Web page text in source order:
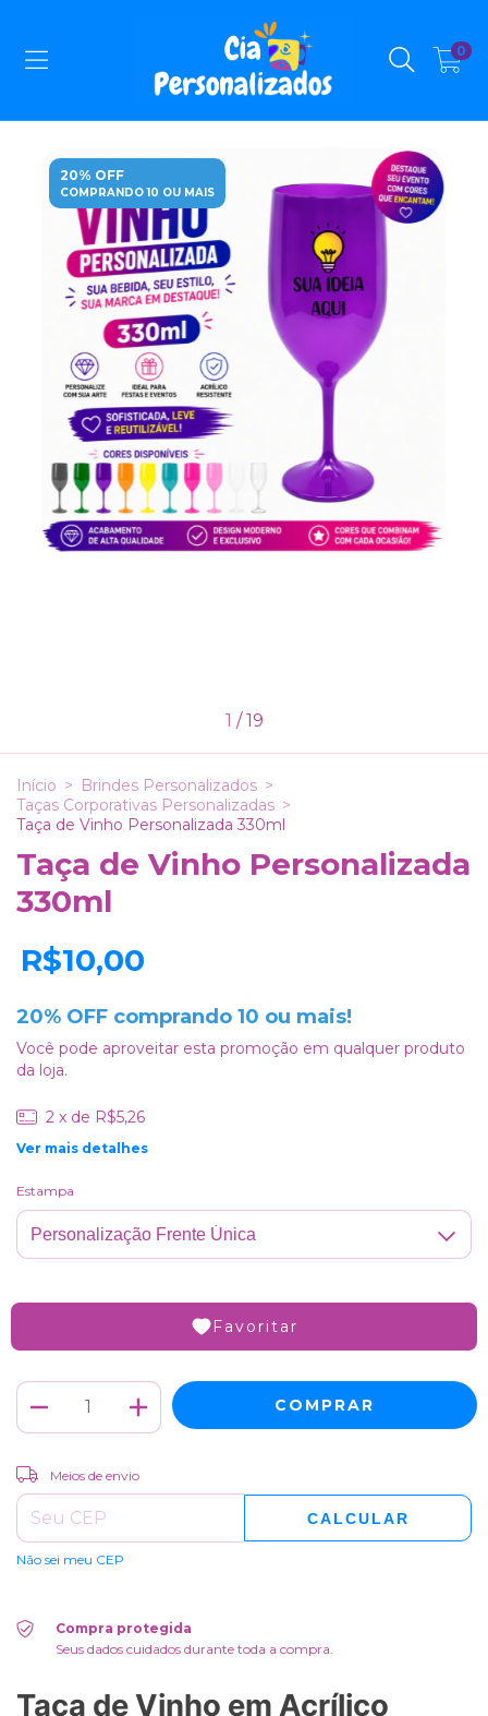
0
20% OFF
COMPRANDO 10 OU MAIS
1 /19
Início > Brindes Personalizados >
Taças Corporativas Personalizadas >
Taça de Vinho Personalizada 330ml
Taça de Vinho Personalizada
330ml
R$10,00
20% OFF comprando 10 ou mais!
Você pode aproveitar esta promoção em qualquer produto
da loja.
2 x de R$5,26
Ver mais detalhes
Estampa
Favoritar
Entregas para o CEP:
Meios de envio
CALCULAR
Não sei meu CEP
Compra protegida
Seus dados cuidados durante toda a compra.
Taça de Vinho em Acrílico